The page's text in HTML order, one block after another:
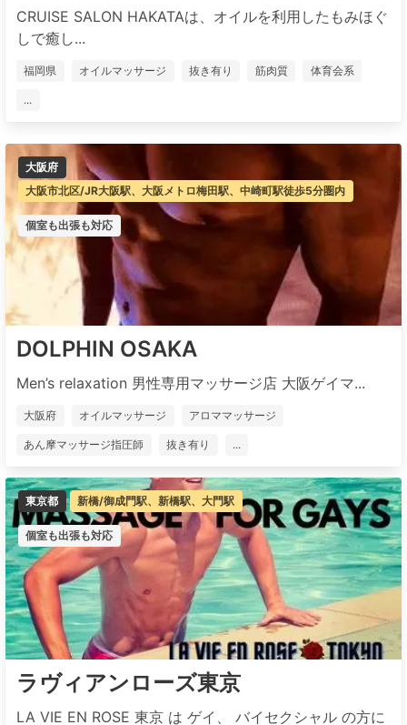
CRUISE SALON HAKATAは、オイルを利用したもみほぐ
しで癒し...
福岡県 オイルマッサージ 抜き有り 筋肉質 体育会系
...
大阪府
大阪市北区/JR大阪駅、大阪メトロ梅田駅、中崎町駅徒歩5分圏内
個室も出張も対応
DOLPHIN OSAKA
Men’s relaxation 男性専用マッサージ店 大阪ゲイマ...
大阪府 オイルマッサージ アロママッサージ
あん摩マッサージ指圧師 抜き有り ...
東京都 新橋/御成門駅、新橋駅、大門駅
個室も出張も対応
ラヴィアンローズ東京
LA VIE EN ROSE 東京 は ゲイ、 バイセクシャル の方に